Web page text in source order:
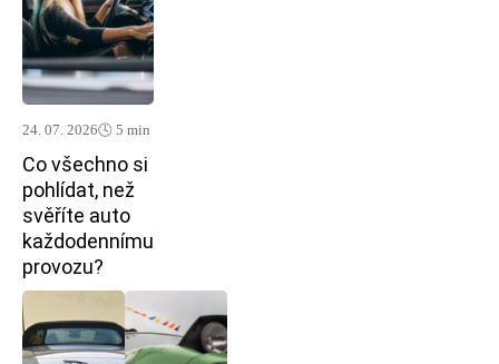
24. 07. 2026🕓 5 min
Co všechno si
pohlídat, než
svěříte auto
každodennímu
provozu?